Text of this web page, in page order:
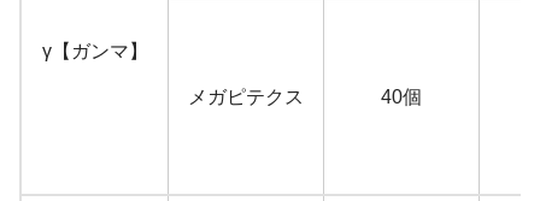
γ【ガンマ】
メガピテクス 40個